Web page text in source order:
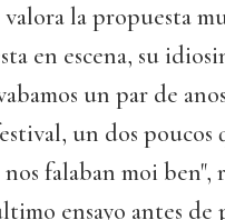
la propuesta
en escena, su
un par de
un dos poucos
nos falaban moi
ensayo antes de